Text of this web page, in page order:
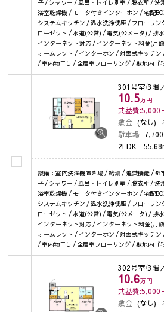
子 / シャワー / 風呂・トイレ別室 / 脱衣所 /
浴室乾燥機 / モニタ付きインターホン / 宅配
システムキッチン / 温水洗浄便座 / フローリ
ローゼット / 水道(公営) / 電気(公メータ) / 排
インターネット対応 / インターネット料金(月
ォームレット / インターホン / 対面式キッチ
/ 室内物干し / 全居室フローリング / 敷地内ゴ
301号室（3階
10.5万円
共益費:5,000
敷金 (なし)
駐車場
2LDK
設備：室内洗濯機置き場 / 給湯 / 追焚機能 /
子 / シャワー / 風呂・トイレ別室 / 脱衣所 /
浴室乾燥機 / モニタ付きインターホン / 宅配
システムキッチン / 温水洗浄便座 / フローリ
ローゼット / 水道(公営) / 電気(公メータ) / 排
インターネット対応 / インターネット料金(月
ォームレット / インターホン / 対面式キッチ
/ 室内物干し / 全居室フローリング / 敷地内ゴ
302号室（3階
10.6万円
共益費:5,000
敷金 (なし)